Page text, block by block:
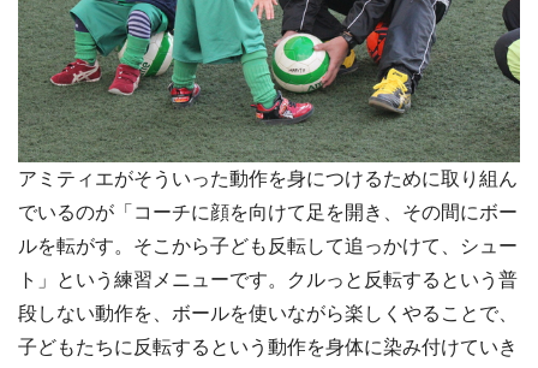
アミティエがそういった動作を身につけるために取り組ん
でいるのが「コーチに顔を向けて足を開き、その間にボー
ルを転がす。そこから子ども反転して追っかけて、シュー
ト」という練習メニューです。クルっと反転するという普
段しない動作を、ボールを使いながら楽しくやることで、
子どもたちに反転するという動作を身体に染み付けていき